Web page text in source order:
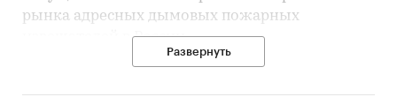
рынка адресных дымовых пожарных
извещателей в России.
Задачи исследования
Развернуть